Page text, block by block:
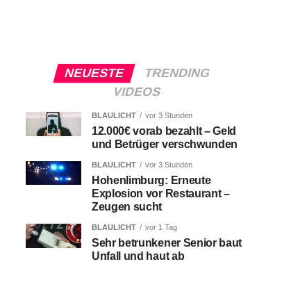
NEUESTE
TRENDING
VIDEOS
BLAULICHT vor 3 Stunden
12.000€ vorab bezahlt – Geld
und Betrüger verschwunden
BLAULICHT vor 3 Stunden
Hohenlimburg: Erneute
Explosion vor Restaurant –
Zeugen sucht
BLAULICHT vor 1 Tag
Sehr betrunkener Senior baut
Unfall und haut ab